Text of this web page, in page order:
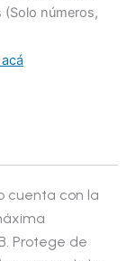
números,
cuenta con la
Protege de